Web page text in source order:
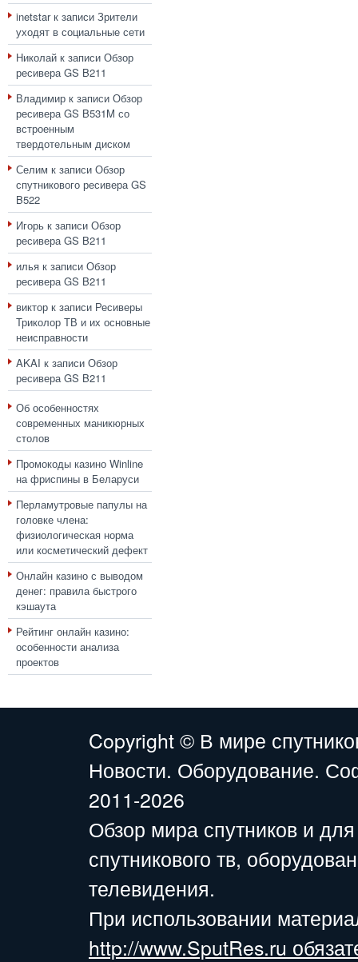
inetstarк записи Зрители
уходят в социальные сети
Николай к записи Обзор
ресивера GS B211
Владимир к записи Обзор
ресивера GS B531M со
встроенным
твердотельным диском
Селим к записи Обзор
спутникового ресивера GS
B522
Игорь к записи Обзор
ресивера GS B211
илья к записи Обзор
ресивера GS B211
виктор к записи Ресиверы
Триколор ТВ и их основные
неисправности
AKAI к записи Обзор
ресивера GS B211
Об особенностях
современных маникюрных
столов
Промокоды казино Winline
на фриспины в Беларуси
Перламутровые папулы на
головке члена:
физиологическая норма
или косметический дефект
Онлайн казино с выводом
денег: правила быстрого
кэшаута
Рейтинг онлайн казино:
особенности анализа
проектов
Copyright © В мире
Новости. Оборудование.
2011-2026
Обзор мира спутников и
спутникового тв,
телевидения.
При использовании
http://www.SputRes.ru